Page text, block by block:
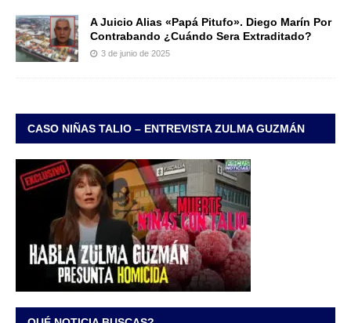
A Juicio Alias «Papá Pitufo». Diego Marín Por
Contrabando ¿Cuándo Sera Extraditado?
3 de junio de 2025
CASO NIÑAS TALIO – ENTREVISTA ZULMA GUZMÁN